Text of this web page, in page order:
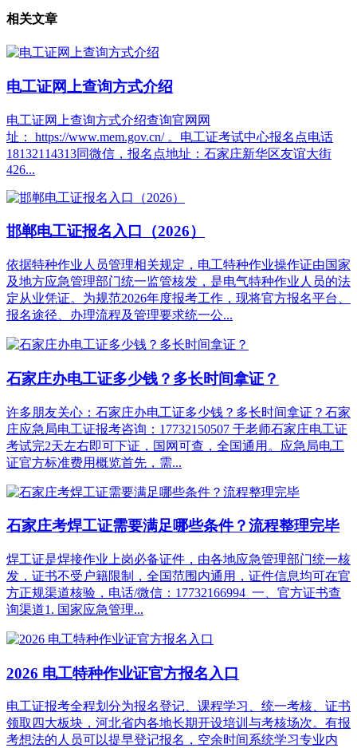
相关文章
电工证网上查询方式介绍
电工证网上查询方式介绍查询官网网
址： https://www.mem.gov.cn/ 。电工证考试中心报名点电话
18132114313同微信，报名点地址：石家庄新华区友谊大街
426...
邯郸电工证报名入口（2026）
依据特种作业人员管理相关规定，电工特种作业操作证由国家
及地方应急管理部门统一监管核发，是电气特种作业人员的法
定从业凭证。为规范2026年度报考工作，现将官方报名平台、
报名途径、办理流程及管理要求统一公...
石家庄办电工证多少钱？多长时间拿证？
许多朋友关心：石家庄办电工证多少钱？多长时间拿证？石家
庄应急局电工证报考咨询：17732150507 于老师石家庄电工证
考试完2天左右即可下证，国网可查，全国通用。应急局电工
证官方标准费用概览首先，需...
石家庄考焊工证需要满足哪些条件？流程整理完毕
焊工证是焊接作业上岗必备证件，由各地应急管理部门统一核
发，证书不受户籍限制，全国范围内通用，证件信息均可在官
方正规渠道核验，电话/微信：17732166994 一、官方证书查
询渠道1. 国家应急管理...
2026 电工特种作业证官方报名入口
电工证报考全程划分为报名登记、课程学习、统一考核、证书
领取四大板块，河北省内各地长期开设培训与考核场次。有报
考想法的人员可以提早登记报名，空余时间系统学习专业内